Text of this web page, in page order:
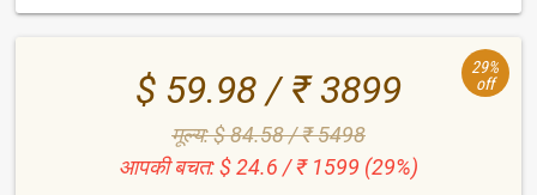
29%
off
$ 59.98 / ₹ 3899
मूल्य: $ 84.58 / ₹ 5498
आपकी बचत: $ 24.6 / ₹ 1599 (29%)